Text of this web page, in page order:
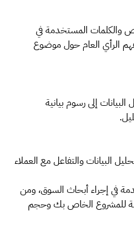
والكلمات المستخدمة في
الرأي العام حول موضوع
إلى رسوم بيانية
البيانات والتفاعل مع العملاء
في إجراء أبحاث السوق، ومن
للمشروع الخاص بك وحجم